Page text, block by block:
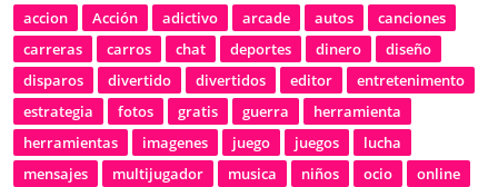
accion Acción adictivo arcade autos
canciones
carreras
carros chat deportes dinero
diseño
disparos
divertido divertidos editor
entretenimento
estrategia
fotos gratis guerra
herramienta
herramientas
imagenes juego juegos
lucha
mensajes
multijugador musica niños ocio online